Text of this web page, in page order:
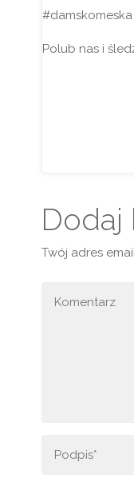
#damskomeska
Polub nas i
Dodaj
Twój adres